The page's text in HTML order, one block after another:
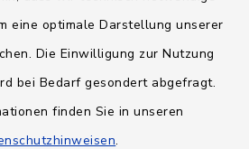
eine optimale Darstellung unserer
Die Einwilligung zur Nutzung
bei Bedarf gesondert abgefragt.
finden Sie in unseren
.